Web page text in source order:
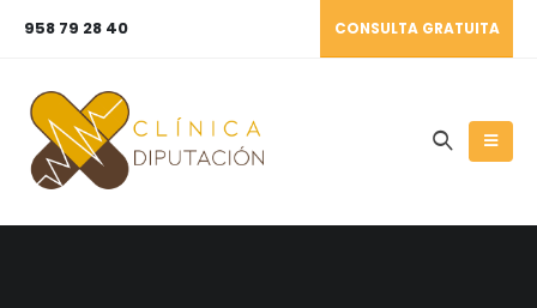
958 79 28 40 CONSULTA GRATUITA